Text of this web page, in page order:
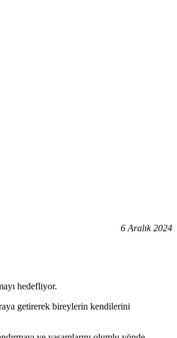
6 Aralık 2024
hedefliyor.
getirerek bireylerin kendilerini